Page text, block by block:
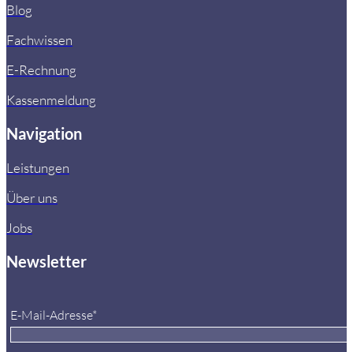
Blog
Fachwissen
E-Rechnung
Kassenmeldung
Navigation
Leistungen
Über uns
Jobs
Newsletter
E-Mail-Adresse*